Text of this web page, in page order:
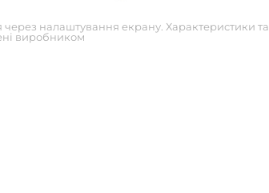
через налаштування екрану. Характеристики та
виробником